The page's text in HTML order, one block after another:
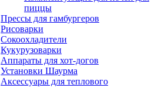
пиццы
Прессы для гамбургеров
Рисоварки
Сокоохладители
Кукурузоварки
Аппараты для хот-догов
Установки Шаурма
Аксессуары для теплового